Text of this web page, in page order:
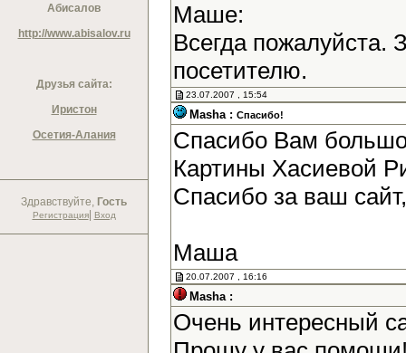
Абисалов
http://www.abisalov.ru
Друзья сайта:
Иристон
Осетия-Алания
Здравствуйте, Гость
Регистрация| Вход
Маше:
Всегда
посетителю.
23.07.2007 , 15:54
Masha : Спасибо!
Спасибо Вам
Картины Хасиевой
Спасибо за ваш
Маша
20.07.2007 , 16:16
Masha :
Очень интересный